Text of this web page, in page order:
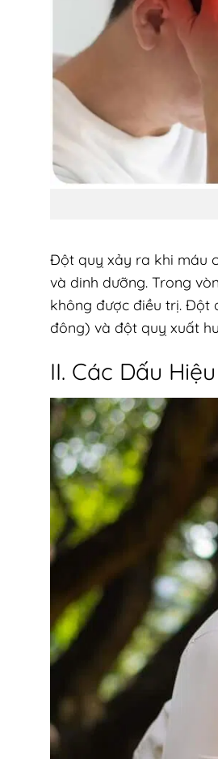
Đột quỵ xảy ra khi máu
và dinh dưỡng. Trong
không được điều trị. Đột
đông) và đột quỵ xuất
II. Các Dấu